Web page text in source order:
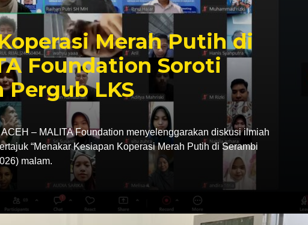
Merah Putih di
Foundation Soroti
Pergub LKS
– MALITA Foundation menyelenggarakan diskusi ilmiah
“Menakar Kesiapan Koperasi Merah Putih di Serambi
malam.